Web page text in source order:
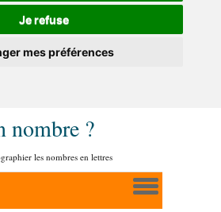
Je refuse
mes préférences
nombre ?
les nombres en lettres